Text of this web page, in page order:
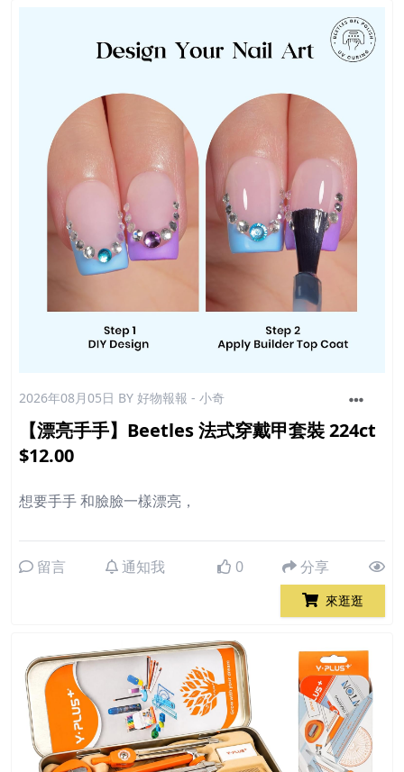
2026年08月05日 BY 好物報報 - 小奇
【漂亮手手】Beetles 法式穿戴甲套裝 224ct
$12.00
想要手手 和臉臉一樣漂亮，
留言 通知我 0 分享
來逛逛